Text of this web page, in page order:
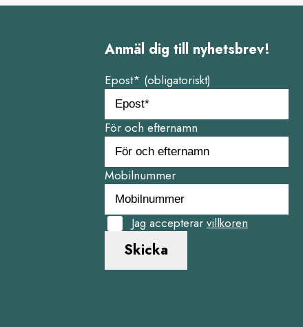
Anmäl dig till nyhetsbrev!
Epost* (obligatoriskt)
För och efternamn
Mobilnummer
Jag accepterar villkoren
Skicka